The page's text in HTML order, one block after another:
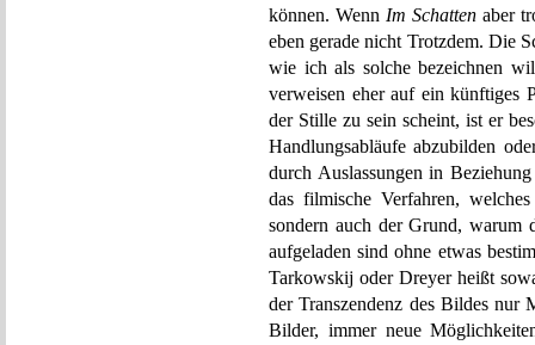
können. Wenn Im Schatten aber
eben gerade nicht Trotzdem. Die
wie ich als solche bezeichnen
verweisen eher auf ein künftiges
der Stille zu sein scheint, ist er
Handlungsabläufe abzubilden
durch Auslassungen in
das filmische Verfahren,
sondern auch der Grund,
aufgeladen sind ohne etwas
Tarkowskij oder Dreyer heißt
der Transzendenz des Bildes
Bilder, immer neue